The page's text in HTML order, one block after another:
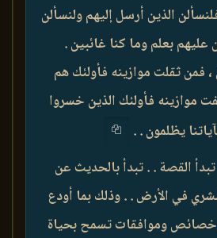
الذين أرسل إليهم ولنسألن
بعلم وما كنا غائبين .
، فمن ثقلت موازينه فأولئك هم
موازينه فأولئك الذين خسروا
يظلمون . .
القصة . . تبدأ بالحديث عن
في الأرض . . وذلك بما أودع
خصائص وموافقات تسمح بحياة